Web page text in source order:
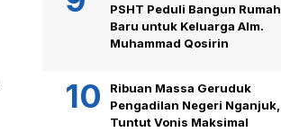
PSHT Peduli Bangun Rumah
Baru untuk Keluarga Alm.
Muhammad Qosirin
Ribuan Massa Geruduk
Pengadilan Negeri Nganjuk,
Tuntut Vonis Maksimal